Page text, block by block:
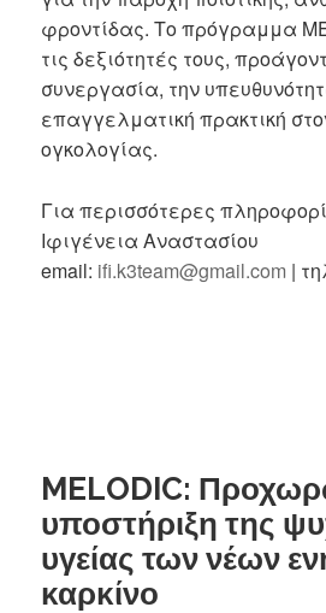
φροντίδας. Το πρόγραμμα
τις δεξιότητές τους,
συνεργασία, την
επαγγελματική πρακτική
ογκολογίας.
Για περισσότερες
Ιφιγένεια Αναστασίου
email: ifi.k3team@gmail.com |
MELODIC:
υποστήριξη της
υγείας των νέων
καρκίνο